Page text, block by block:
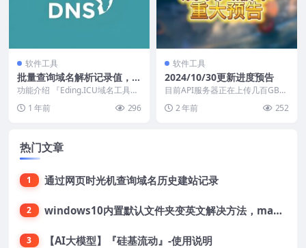
软件工具
批量查询域名解析记录值，
A、CNAME、NS、TXT…
功能介绍 『Eding.ICU域名工具
箱』->『站长工具』新增 #DNS
诊...1 年前 296
软件工具
2024/10/30更新进度预告
目前API服务器正在上传几百GB的
向量数据库的数据中，略有性能影
响。 主要功能预...
2 年前 252
热门文章
1 通过网页时光机查询域名历史建站记录
2 windows10内置默认文件夹变英文解决方法，macOS桌面文件夹变英文解决方法
3 【AI大模型】『硅基流动』-使用说明